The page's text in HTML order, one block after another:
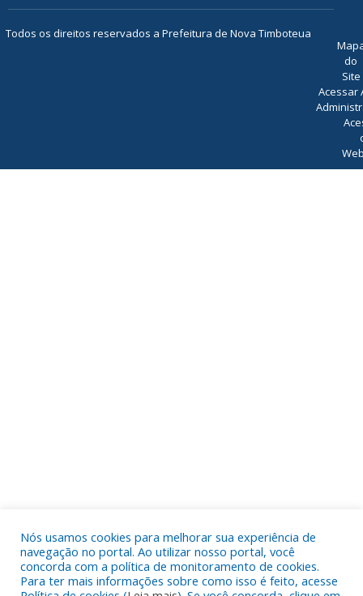
Todos os direitos reservados a Prefeitura de Nova Timboteua
do
Site
Acessar
Nós usamos cookies para melhorar sua experiência de
navegação no portal. Ao utilizar nosso portal, você
concorda com a política de monitoramento de cookies.
Para ter mais informações sobre como isso é feito, acesse